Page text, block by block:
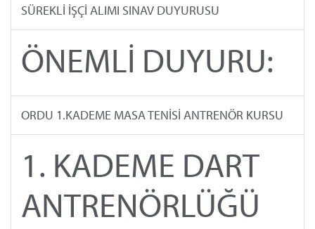
SÜREKLİ İŞÇİ ALIMI SINAV DUYURUSU
ÖNEMLİ DUYURU:
ORDU 1.KADEME MASA TENİSİ ANTRENÖR KURSU
1. KADEME DART
ANTRENÖRLÜĞÜ